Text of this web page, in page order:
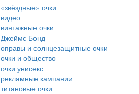
«звёздные» очки
видео
винтажные очки
Джеймс Бонд
оправы и солнцезащитные очки
очки и общество
очки унисекс
рекламные кампании
титановые очки